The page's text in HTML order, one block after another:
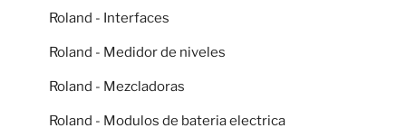
Roland - Interfaces
Roland - Medidor de niveles
Roland - Mezcladoras
Roland - Modulos de bateria electrica